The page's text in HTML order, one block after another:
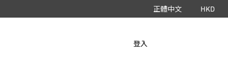
立即下載 App 正體中文 HKD
登入